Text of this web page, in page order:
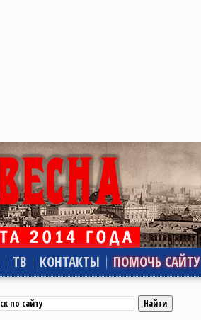
ТВ КОНТАКТЫ ПОМОЧЬ САЙТУ